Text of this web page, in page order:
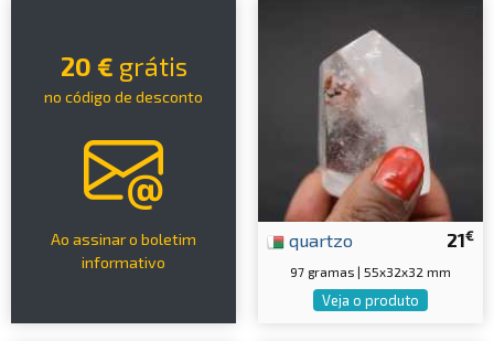
20 € grátis
no código de desconto
Ao assinar o boletim
informativo
21€
quartzo
97 gramas | 55x32x32 mm
Veja o produto